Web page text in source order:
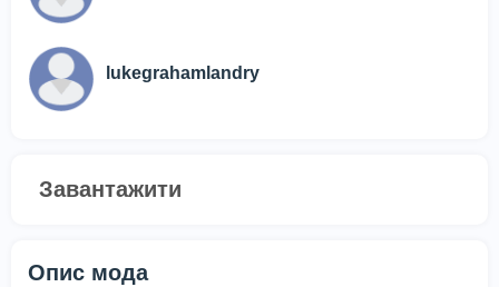
lukegrahamlandry
Завантажити
Опис мода